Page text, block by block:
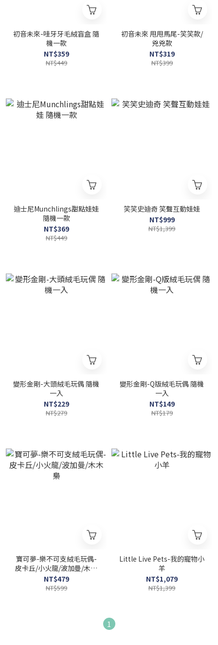
初音未來-哇牙牙毛絨盲盒 隨
機一款
NT$359
NT$449
初音未來 甩甩馬尾-笑笑款/
兇兇款
NT$319
NT$399
迪士尼Munchlings甜點娃娃
隨機一款
NT$369
NT$449
笑笑史迪奇 笑聲互動娃娃
NT$999
NT$1,399
變形金剛-大頭絨毛玩偶 隨機
一入
NT$229
NT$279
變形金剛-Q版絨毛玩偶 隨機
一入
NT$149
NT$179
寶可夢-樂不可支絨毛玩偶-
皮卡丘/小火龍/波加曼/木木
梟
NT$479
NT$599
Little Live Pets-我的寵物小
羊
NT$1,079
NT$1,399
1